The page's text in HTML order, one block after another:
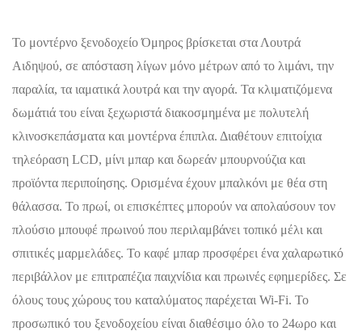
Το μοντέρνο ξενοδοχείο Όμηρος βρίσκεται στα Λουτρά
Αιδηψού, σε απόσταση λίγων μόνο μέτρων από το λιμάνι, την
παραλία, τα ιαματικά λουτρά και την αγορά. Τα κλιματιζόμενα
δωμάτιά του είναι ξεχωριστά διακοσμημένα με πολυτελή
κλινοσκεπάσματα και μοντέρνα έπιπλα. Διαθέτουν επιτοίχια
τηλεόραση LCD, μίνι μπαρ και δωρεάν μπουρνούζια και
προϊόντα περιποίησης. Ορισμένα έχουν μπαλκόνι με θέα στη
θάλασσα. Το πρωί, οι επισκέπτες μπορούν να απολαύσουν τον
πλούσιο μπουφέ πρωινού που περιλαμβάνει τοπικό μέλι και
σπιτικές μαρμελάδες. Το καφέ μπαρ προσφέρει ένα χαλαρωτικό
περιβάλλον με επιτραπέζια παιχνίδια και πρωινές εφημερίδες. Σε
όλους τους χώρους του καταλύματος παρέχεται Wi-Fi. Το
προσωπικό του ξενοδοχείου είναι διαθέσιμο όλο το 24ωρο και